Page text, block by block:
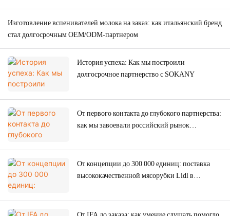
Изготовление вспенивателей молока на заказ: как итальянский бренд
стал долгосрочным OEM/ODM-партнером
История успеха: Как мы построили
долгосрочное партнерство с SOKANY
От первого контакта до глубокого партнерства:
как мы завоевали российский рынок
один год.
От концепции до 300 000 единиц: поставка
высококачественной мясорубки Lidl в
От IFA до заказа: как умение слушать помогло